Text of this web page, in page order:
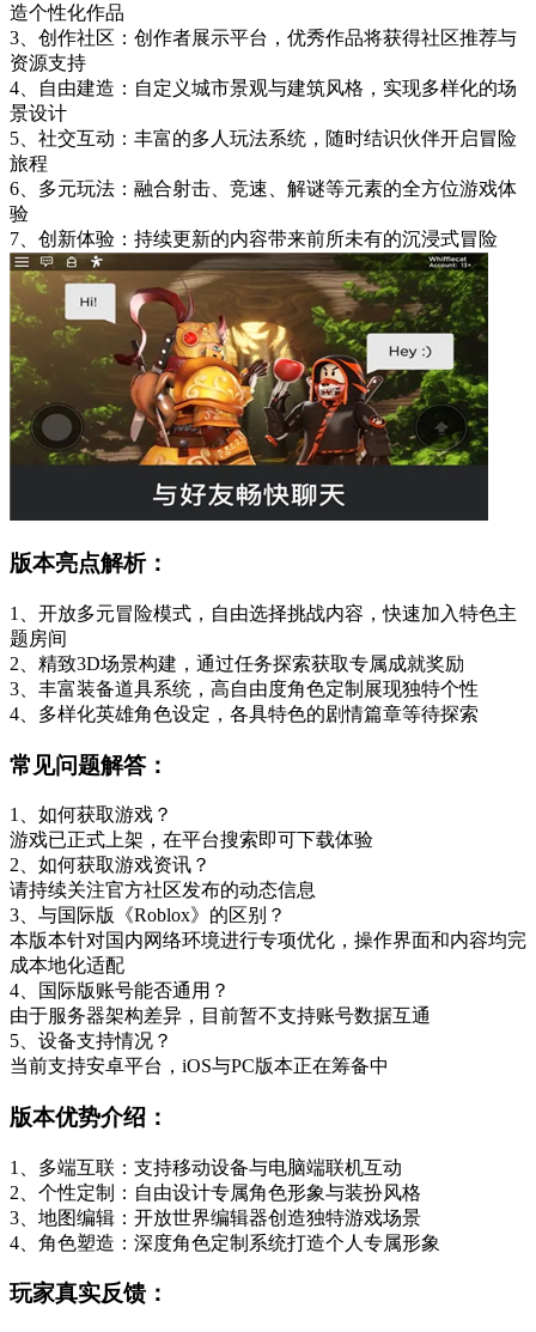
造个性化作品
3、创作社区：创作者展示平台，优秀作品将获得社区推荐与
资源支持
4、自由建造：自定义城市景观与建筑风格，实现多样化的场
景设计
5、社交互动：丰富的多人玩法系统，随时结识伙伴开启冒险
旅程
6、多元玩法：融合射击、竞速、解谜等元素的全方位游戏体
验
7、创新体验：持续更新的内容带来前所未有的沉浸式冒险
版本亮点解析：
1、开放多元冒险模式，自由选择挑战内容，快速加入特色主
题房间
2、精致3D场景构建，通过任务探索获取专属成就奖励
3、丰富装备道具系统，高自由度角色定制展现独特个性
4、多样化英雄角色设定，各具特色的剧情篇章等待探索
常见问题解答：
1、如何获取游戏？
游戏已正式上架，在平台搜索即可下载体验
2、如何获取游戏资讯？
请持续关注官方社区发布的动态信息
3、与国际版《Roblox》的区别？
本版本针对国内网络环境进行专项优化，操作界面和内容均完
成本地化适配
4、国际版账号能否通用？
由于服务器架构差异，目前暂不支持账号数据互通
5、设备支持情况？
当前支持安卓平台，iOS与PC版本正在筹备中
版本优势介绍：
1、多端互联：支持移动设备与电脑端联机互动
2、个性定制：自由设计专属角色形象与装扮风格
3、地图编辑：开放世界编辑器创造独特游戏场景
4、角色塑造：深度角色定制系统打造个人专属形象
玩家真实反馈：